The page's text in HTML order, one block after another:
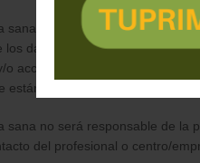
sana , ha establecido e
los datos de carácter personal
o acceso no autorizado, habida
están expuestos, ya provengan
sana no será responsable de la
del profesional o centro/